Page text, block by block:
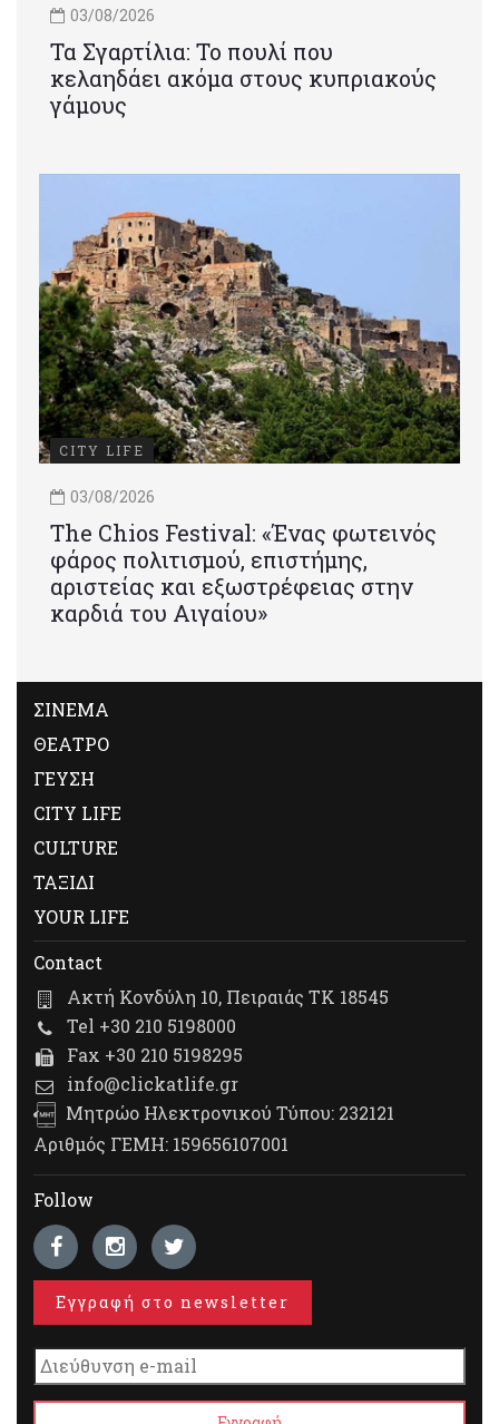
03/08/2026
Τα Σγαρτίλια: Το πουλί που
κελαηδάει ακόμα στους κυπριακούς
γάμους
CITY LIFE
03/08/2026
Τhe Chios Festival: «Ένας φωτεινός
φάρος πολιτισμού, επιστήμης,
αριστείας και εξωστρέφειας στην
καρδιά του Αιγαίου»
ΣΙΝΕΜΑ
ΘΕΑΤΡΟ
ΓΕΥΣΗ
CITY LIFE
CULTURE
ΤΑΞΙΔΙ
YOUR LIFE
Contact
Ακτή Κονδύλη 10, Πειραιάς ΤΚ 18545
Tel +30 210 5198000
Fax +30 210 5198295
info@clickatlife.gr
Μητρώο Ηλεκτρονικού Τύπου: 232121
Αριθμός ΓΕΜΗ: 159656107001
Follow
Εγγραφή στο newsletter